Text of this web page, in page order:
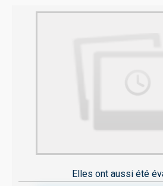
Elles ont aussi été